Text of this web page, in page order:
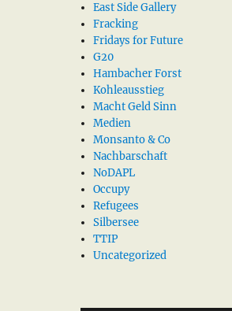
East Side Gallery
Fracking
Fridays for Future
G20
Hambacher Forst
Kohleausstieg
Macht Geld Sinn
Medien
Monsanto & Co
Nachbarschaft
NoDAPL
Occupy
Refugees
Silbersee
TTIP
Uncategorized